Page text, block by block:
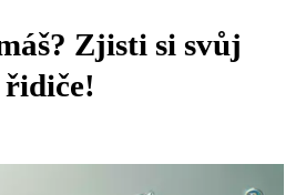
Zjisti si svůj
řidiče!